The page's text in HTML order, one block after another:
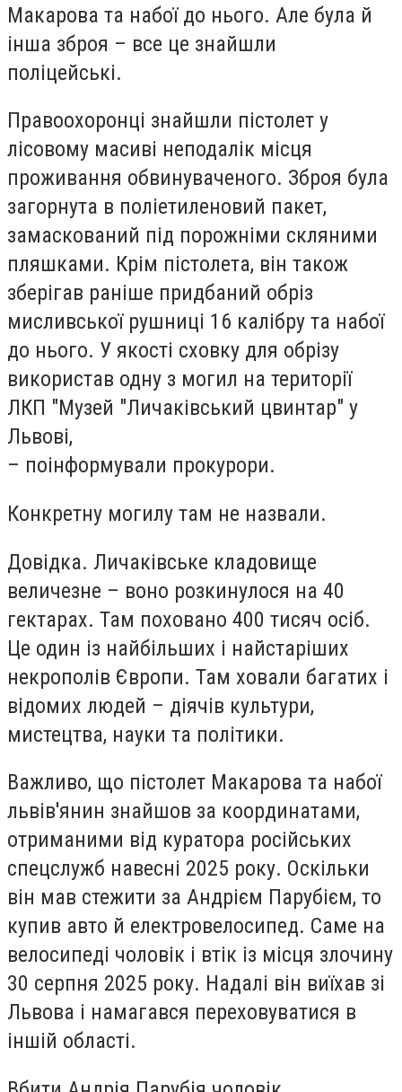
Макарова та набої до нього. Але була й
інша зброя – все це знайшли
поліцейські.
Правоохоронці знайшли пістолет у
лісовому масиві неподалік місця
проживання обвинуваченого. Зброя була
загорнута в поліетиленовий пакет,
замаскований під порожніми скляними
пляшками. Крім пістолета, він також
зберігав раніше придбаний обріз
мисливської рушниці 16 калібру та набої
до нього. У якості сховку для обрізу
використав одну з могил на території
ЛКП "Музей "Личаківський цвинтар" у
Львові,
– поінформували прокурори.
Конкретну могилу там не назвали.
Довідка. Личаківське кладовище
величезне – воно розкинулося на 40
гектарах. Там поховано 400 тисяч осіб.
Це один із найбільших і найстаріших
некрополів Європи. Там ховали багатих і
відомих людей – діячів культури,
мистецтва, науки та політики.
Важливо, що пістолет Макарова та набої
львів'янин знайшов за координатами,
отриманими від куратора російських
спецслужб навесні 2025 року. Оскільки
він мав стежити за Андрієм Парубієм, то
купив авто й електровелосипед. Саме на
велосипеді чоловік і втік із місця злочину
30 серпня 2025 року. Надалі він виїхав зі
Львова і намагався переховуватися в
іншій області.